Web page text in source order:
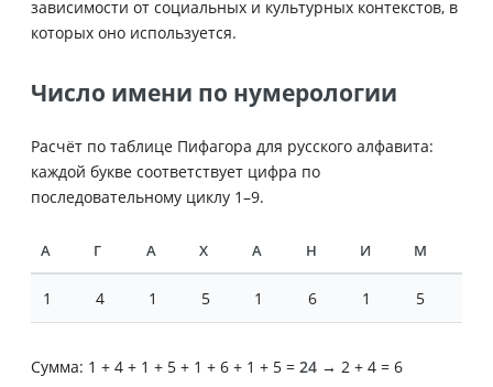
зависимости от социальных и культурных контекстов, в
которых оно используется.
Число имени по нумерологии
Расчёт по таблице Пифагора для русского алфавита:
каждой букве соответствует цифра по
последовательному циклу 1–9.
А Г А Х А Н И М
1 4 1 5 1 6 1 5
Сумма: 1 + 4 + 1 + 5 + 1 + 6 + 1 + 5 = 24 → 2 + 4 = 6